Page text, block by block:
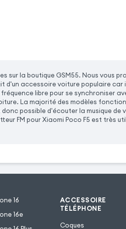
sur la boutique GSM55. Nous vous
d'un accessoire voiture populaire
libre pour se synchroniser
La majorité des modèles
possible d'écouter la musique
FM pour Xiaomi Poco F5 est très
16
16e
ACCESSOIRE
TÉLÉPHONE
Coques